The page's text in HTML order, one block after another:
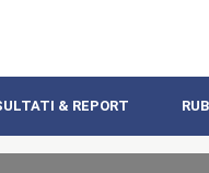
& REPORT